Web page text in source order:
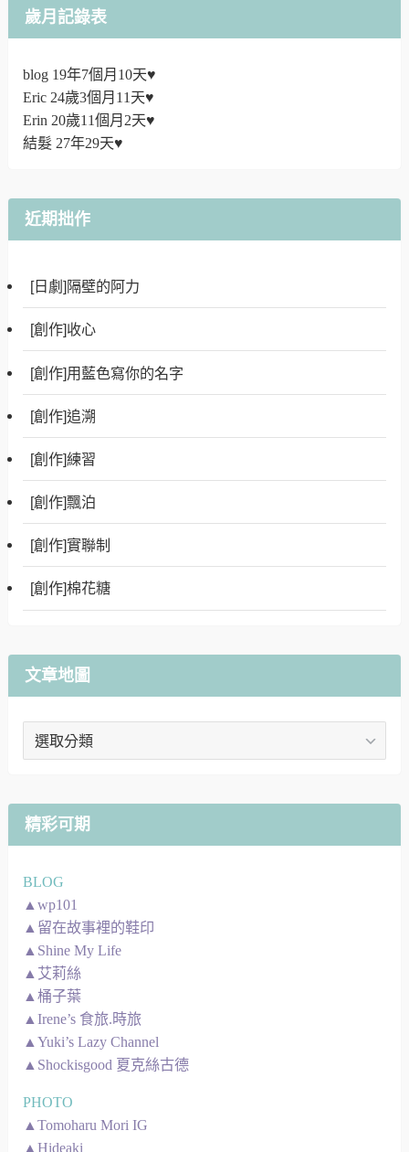
歲月記錄表
blog 19年7個月10天♥
Eric 24歲3個月11天♥
Erin 20歲11個月2天♥
結髮 27年29天♥
近期拙作
[日劇]隔壁的阿力
[創作]收心
[創作]用藍色寫你的名字
[創作]追溯
[創作]練習
[創作]飄泊
[創作]實聯制
[創作]棉花糖
文章地圖
文
精彩可期
BLOG
▲wp101
▲留在故事裡的鞋印
▲Shine My Life
▲艾莉絲
▲桶子葉
▲Irene’s 食旅.時旅
▲Yuki’s Lazy Channel
▲Shockisgood 夏克絲古德
PHOTO
▲Tomoharu Mori IG
▲Hideaki